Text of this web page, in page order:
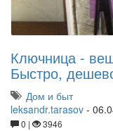
Ключница -
Быстро,
Дом и быт
leksandr.tarasov -
0 | 3946